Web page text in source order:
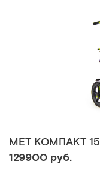
MET КОМПАКТ 15
129900 руб.